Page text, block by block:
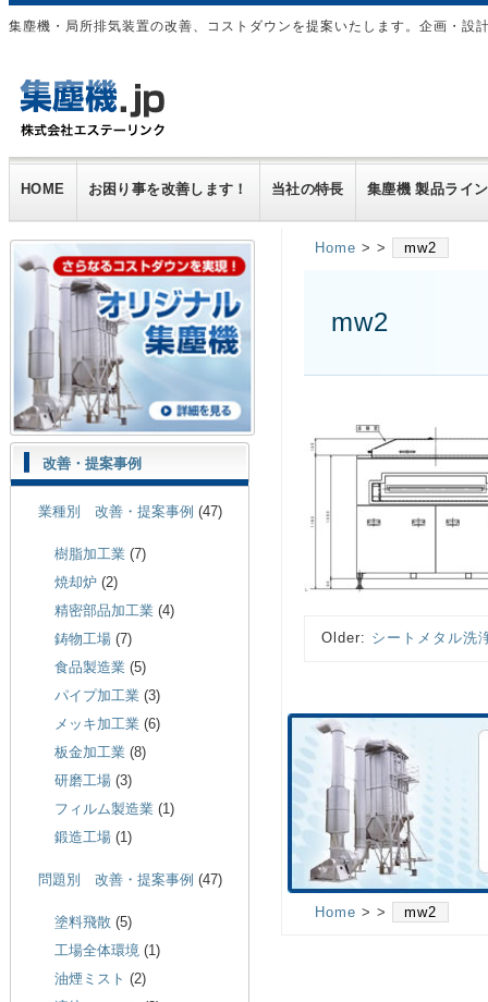
集塵機・局所排気装置の改善、コストダウンを提案いたします。企画・設
HOME お困り事を改善します！ 当社の特長 集塵機 製品ライ
Home > > mw2
mw2
Older: シートメタル洗
Home > > mw2
改善・提案事例
業種別 改善・提案事例 (47)
樹脂加工業 (7)
焼却炉 (2)
精密部品加工業 (4)
鋳物工場 (7)
食品製造業 (5)
パイプ加工業 (3)
メッキ加工業 (6)
板金加工業 (8)
研磨工場 (3)
フィルム製造業 (1)
鍛造工場 (1)
問題別 改善・提案事例 (47)
塗料飛散 (5)
工場全体環境 (1)
油煙ミスト (2)